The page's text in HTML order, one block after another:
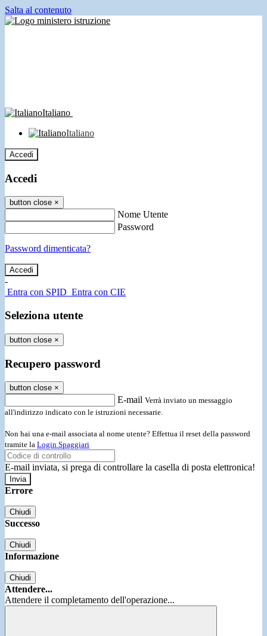
Salta al contenuto
Italiano
Italiano
Accedi
Accedi
button close ×
Nome Utente
Password
Password dimenticata?
-
Entra con SPID Entra con CIE
Seleziona utente
button close ×
Recupero password
button close ×
E-mail Verrà inviato un messaggio
all'indirizzo indicato con le istruzioni necessarie.
Non hai una e-mail associata al nome utente? Effettua il reset della password
tramite la Login Spaggiari
E-mail inviata, si prega di controllare la casella di posta elettronica!
Errore
Chiudi
Successo
Chiudi
Informazione
Chiudi
Attendere...
Attendere il completamento dell'operazione...